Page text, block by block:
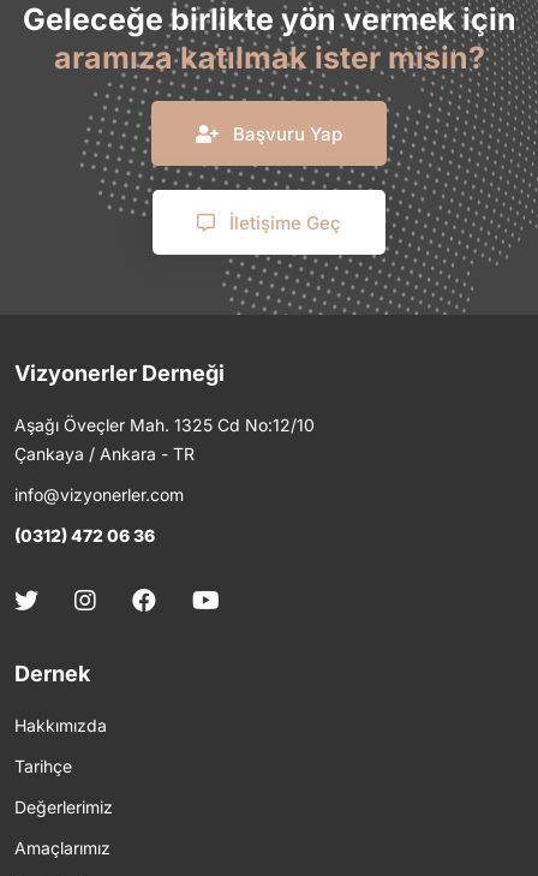
Geleceğe birlikte yön vermek için
aramıza katılmak ister misin?
Başvuru Yap
İletişime Geç
Vizyonerler Derneği
Aşağı Öveçler Mah. 1325 Cd No:12/10
Çankaya / Ankara - TR
info@vizyonerler.com
(0312) 472 06 36
Dernek
Hakkımızda
Tarihçe
Değerlerimiz
Amaçlarımız